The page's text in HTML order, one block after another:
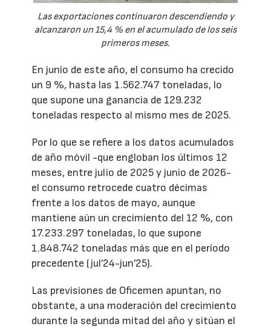
Las exportaciones continuaron descendiendo y
alcanzaron un 15,4 % en el acumulado de los seis
primeros meses.
En junio de este año, el consumo ha crecido
un 9 %, hasta las 1.562.747 toneladas, lo
que supone una ganancia de 129.232
toneladas respecto al mismo mes de 2025.
Por lo que se refiere a los datos acumulados
de año móvil -que engloban los últimos 12
meses, entre julio de 2025 y junio de 2026-
el consumo retrocede cuatro décimas
frente a los datos de mayo, aunque
mantiene aún un crecimiento del 12 %, con
17.233.297 toneladas, lo que supone
1.848.742 toneladas más que en el período
precedente (jul’24-jun’25).
Las previsiones de Oficemen apuntan, no
obstante, a una moderación del crecimiento
durante la segunda mitad del año y sitúan el